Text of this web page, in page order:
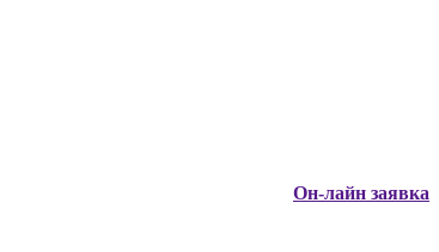
Он-лайн заявка